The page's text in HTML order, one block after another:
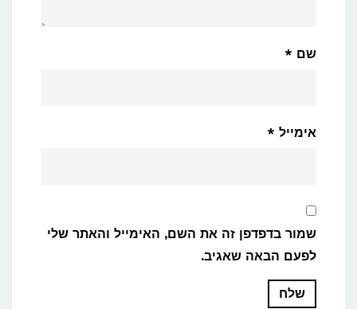
שם *
אימייל *
שמור בדפדפן זה את השם, האימייל והאתר שלי
לפעם הבאה שאגיב.